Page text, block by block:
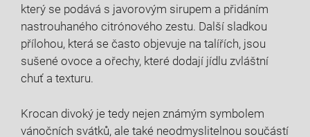
který se podává s javorovým sirupem a přidáním
nastrouhaného citrónového zestu. Další sladkou
přílohou, která se často objevuje na talířích, jsou
sušené ovoce a ořechy, které dodají jídlu zvláštní
chuť a texturu.
Krocan divoký je tedy nejen známým symbolem
vánočních svátků, ale také neodmyslitelnou součástí